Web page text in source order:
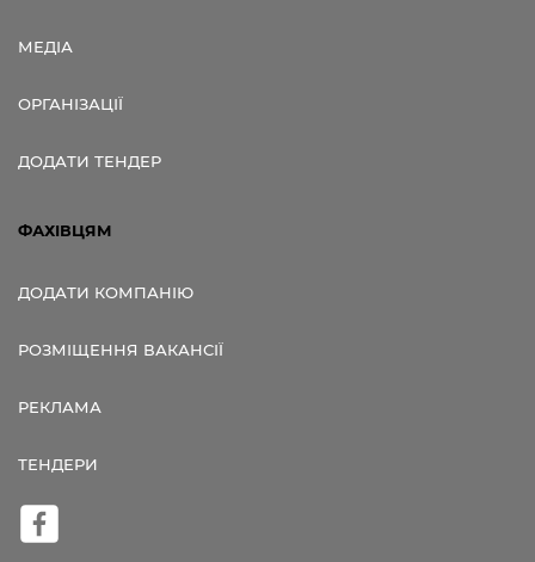
МЕДІА
ОРГАНІЗАЦІЇ
ДОДАТИ ТЕНДЕР
ФАХІВЦЯМ
ДОДАТИ КОМПАНІЮ
РОЗМІЩЕННЯ ВАКАНСІЇ
РЕКЛАМА
ТЕНДЕРИ